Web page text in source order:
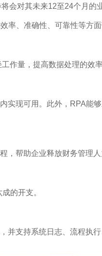
会对其未来12至24个月的
率、准确性、可靠性等方面
作量，提高数据处理的效
实现可用。此外，RPA
，帮助企业释放财务管理人
的开支。
支持系统日志、流程执